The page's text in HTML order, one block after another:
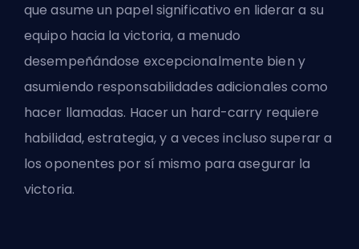
que asume un papel significativo en liderar a su
equipo hacia la victoria, a menudo
desempeñándose excepcionalmente bien y
asumiendo responsabilidades adicionales como
hacer llamadas. Hacer un hard-carry requiere
habilidad, estrategia, y a veces incluso superar a
los oponentes por sí mismo para asegurar la
victoria.